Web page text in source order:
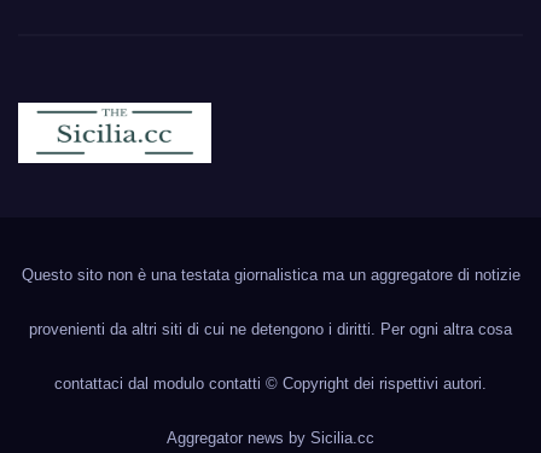
Questo sito non è una testata giornalistica ma un aggregatore di notizie
provenienti da altri siti di cui ne detengono i diritti. Per ogni altra cosa
contattaci dal modulo contatti © Copyright dei rispettivi autori.
Aggregator news by Sicilia.cc